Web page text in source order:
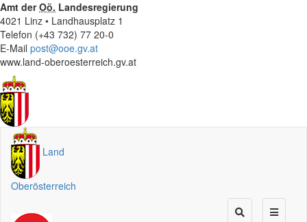
Amt derOö. Landesregierung
4021 Linz • Landhausplatz 1
Telefon (+43 732) 77 20-0
E-Mail post@ooe.gv.at
www.land-oberoesterreich.gv.at
Land
Oberösterreich